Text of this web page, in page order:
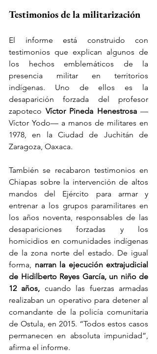
Testimonios de la militarización
El informe está construido con
testimonios que explican algunos de
los hechos emblemáticos de la
presencia militar en territorios
indígenas. Uno de ellos es la
desaparición forzada del profesor
zapoteco Víctor Pineda Henestrosa —
Víctor Yodo— a manos de militares en
1978, en la Ciudad de Juchitán de
Zaragoza, Oaxaca.
También se recabaron testimonios en
Chiapas sobre la intervención de altos
mandos del Ejército para armar y
entrenar a los grupos paramilitares en
los años noventa, responsables de las
desapariciones forzadas y los
homicidios en comunidades indígenas
de la zona norte del estado. De igual
forma, narran la ejecución extrajudicial
de Hidilberto Reyes García, un niño de
12 años, cuando las fuerzas armadas
realizaban un operativo para detener al
comandante de la policía comunitaria
de Ostula, en 2015. “Todos estos casos
permanecen en absoluta impunidad”,
afirma el informe.